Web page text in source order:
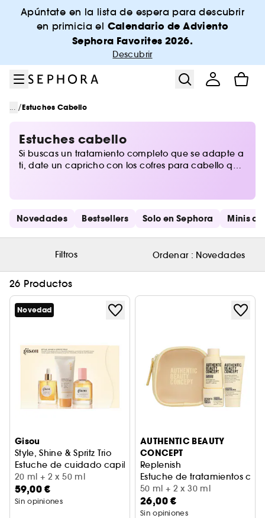
Ir al menú
Ir al contenido principal
Ir al pie de página
Apúntate en la lista de espera para descubrir
en primicia el Calendario de Adviento
Sephora Favorites 2026.
Descubrir
... /Estuches Cabello
Estuches cabello
Si buscas un tratamiento completo que se adapte a
ti, date un capricho con los cofres para cabello que
rompedoras, te ofrecemos exclusivos sets con los
mejores ingredientes para aportar a tu cabello
todos los cuidados que necesita. ¡Empieza ya a
mimarte!
Saltar los enlaces rápidos
Novedades Bestsellers Solo en Sephora Minis
Filtros Ordenar : Novedades
26 Productos
Novedad
Gisou
Style, Shine & Spritz Trio
Estuche de cuidado capilar
20 ml + 2 x 50 ml
59,00 €
Sin opiniones
AUTHENTIC BEAUTY
CONCEPT
Replenish
Estuche de tratamientos
50 ml + 2 x 30 ml
26,00 €
Sin opiniones